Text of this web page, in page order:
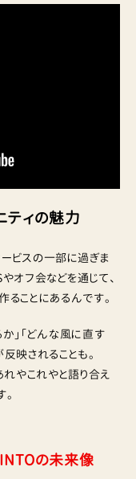
ティの魅力
ビスの一部に過ぎま
オフ会などを通じて、
ことにあるんです。
」「どんな風に直す
映されることも。
やこれやと語り合え
の未来像